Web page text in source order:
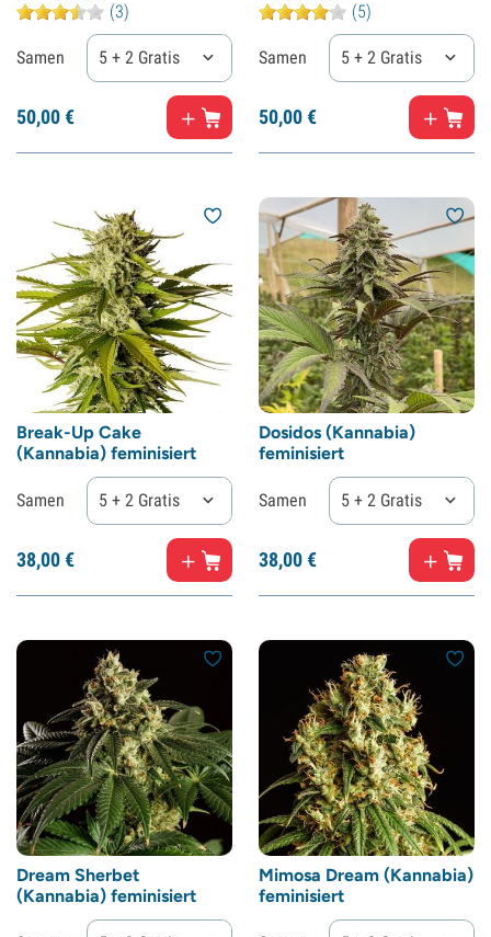
(3)
Samen 5 + 2 Gratis
50,00€
(5)
Samen 5 + 2 Gratis
50,00€
Break-Up Cake
(Kannabia) feminisiert
Samen 5 + 2 Gratis
38,00€
Dosidos (Kannabia)
feminisiert
Samen 5 + 2 Gratis
38,00€
Dream Sherbet
(Kannabia) feminisiert
Mimosa Dream (Kannabia)
feminisiert